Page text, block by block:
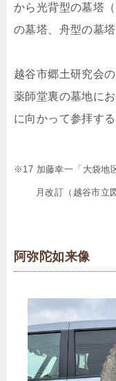
から光背型の墓塔
の墓塔、舟型の墓
越谷市郷土研究会
薬師堂裏の墓地に
に向かって参拝す
※17 加藤幸一「大袋地
月改訂（越谷市立
阿弥陀如来像